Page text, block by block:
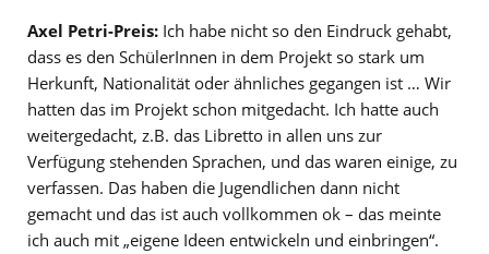
Axel Petri-Preis: Ich habe nicht so den Eindruck gehabt,
dass es den SchülerInnen in dem Projekt so stark um
Herkunft, Nationalität oder ähnliches gegangen ist … Wir
hatten das im Projekt schon mitgedacht. Ich hatte auch
weitergedacht, z.B. das Libretto in allen uns zur
Verfügung stehenden Sprachen, und das waren einige, zu
verfassen. Das haben die Jugendlichen dann nicht
gemacht und das ist auch vollkommen ok – das meinte
ich auch mit „eigene Ideen entwickeln und einbringen“.